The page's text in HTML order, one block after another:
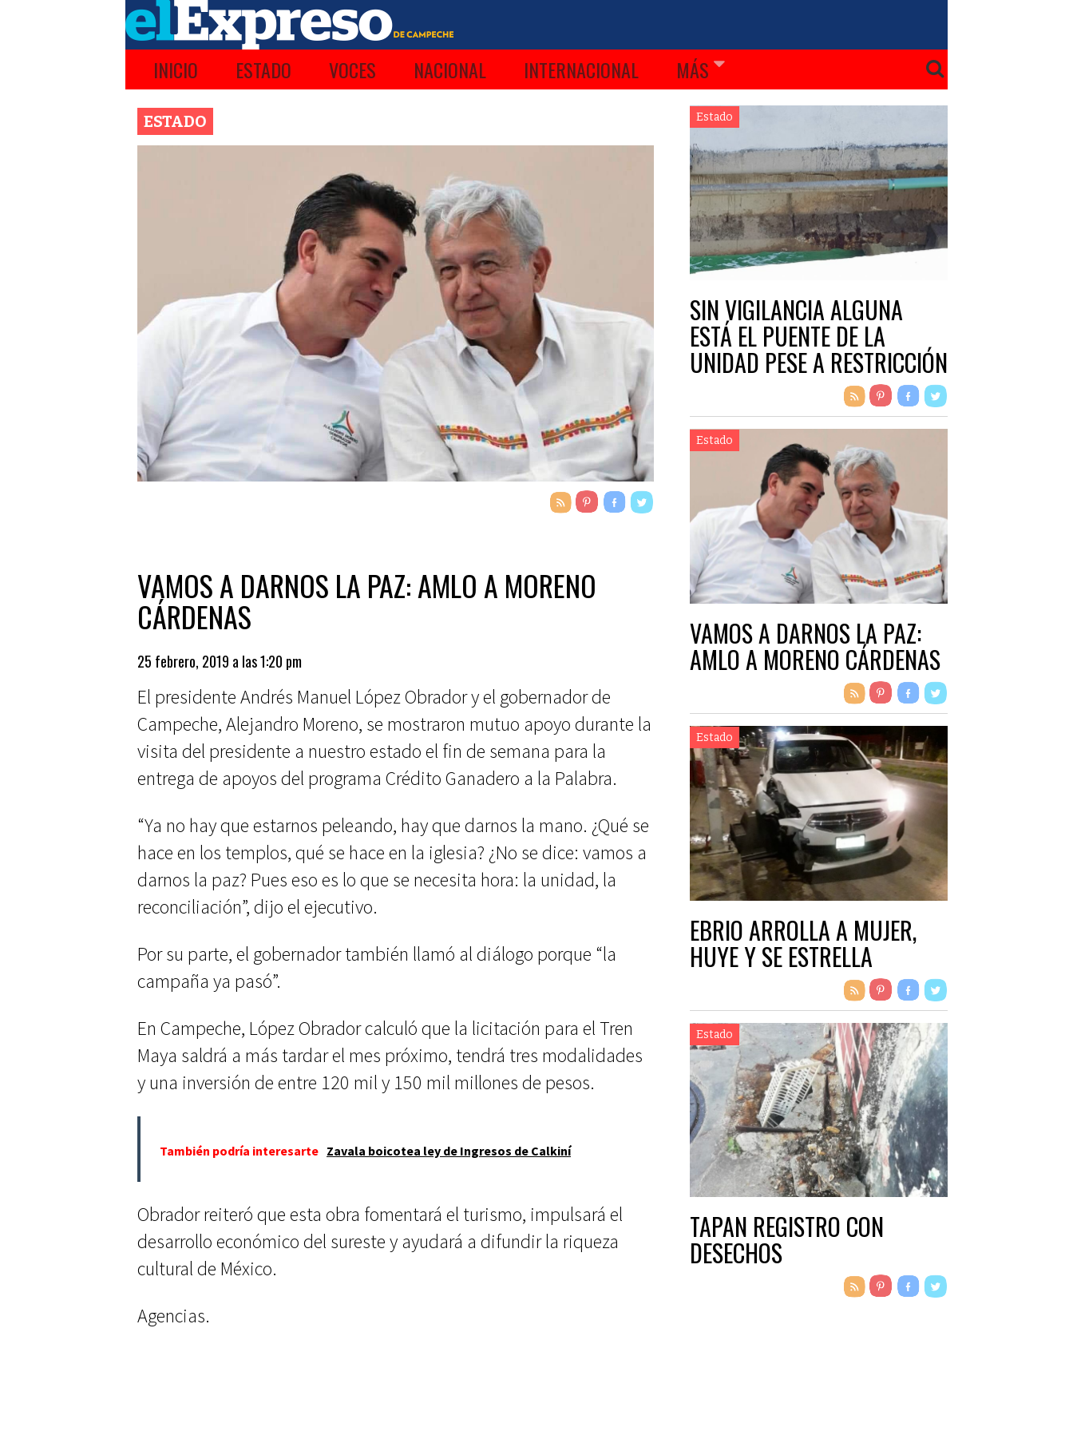
INICIO ESTADO VOCES NACIONAL INTERNACIONAL MÁS
ESTADO
VAMOS A DARNOS LA PAZ: AMLO A MORENO
CÁRDENAS
25 febrero, 2019 a las 1:20 pm
El presidente Andrés Manuel López Obrador y el gobernador de
Campeche, Alejandro Moreno, se mostraron mutuo apoyo durante la
visita del presidente a nuestro estado el fin de semana para la
entrega de apoyos del programa Crédito Ganadero a la Palabra.
“Ya no hay que estarnos peleando, hay que darnos la mano. ¿Qué se
hace en los templos, qué se hace en la iglesia? ¿No se dice: vamos a
darnos la paz? Pues eso es lo que se necesita hora: la unidad, la
reconciliación”, dijo el ejecutivo.
Por su parte, el gobernador también llamó al diálogo porque “la
campaña ya pasó”.
En Campeche, López Obrador calculó que la licitación para el Tren
Maya saldrá a más tardar el mes próximo, tendrá tres modalidades
y una inversión de entre 120 mil y 150 mil millones de pesos.
También podría interesarte Zavala boicotea ley de Ingresos de Calkiní
Obrador reiteró que esta obra fomentará el turismo, impulsará el
desarrollo económico del sureste y ayudará a difundir la riqueza
cultural de México.
Agencias.
Estado
SIN VIGILANCIA ALGUNA
ESTÁ EL PUENTE DE LA
UNIDAD PESE A RESTRICCIÓN
Estado
VAMOS A DARNOS LA PAZ:
AMLO A MORENO CÁRDENAS
Estado
EBRIO ARROLLA A MUJER,
HUYE Y SE ESTRELLA
Estado
TAPAN REGISTRO CON
DESECHOS